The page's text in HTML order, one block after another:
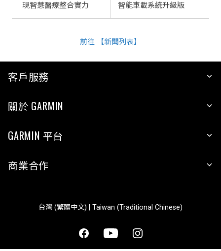
現智慧醫療整合實力
智能車載系統升級版
前往 【新聞列表】
客戶服務
關於 GARMIN
GARMIN 平台
商業合作
台灣 (繁體中文) | Taiwan (Traditional Chinese)